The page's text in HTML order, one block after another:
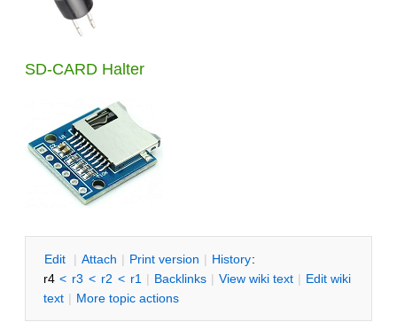
SD-CARD Halter
Edit | Attach | Print version | History:
r4 < r3 < r2 < r1 | Backlinks | View wiki text | Edit wiki
text | More topic actions